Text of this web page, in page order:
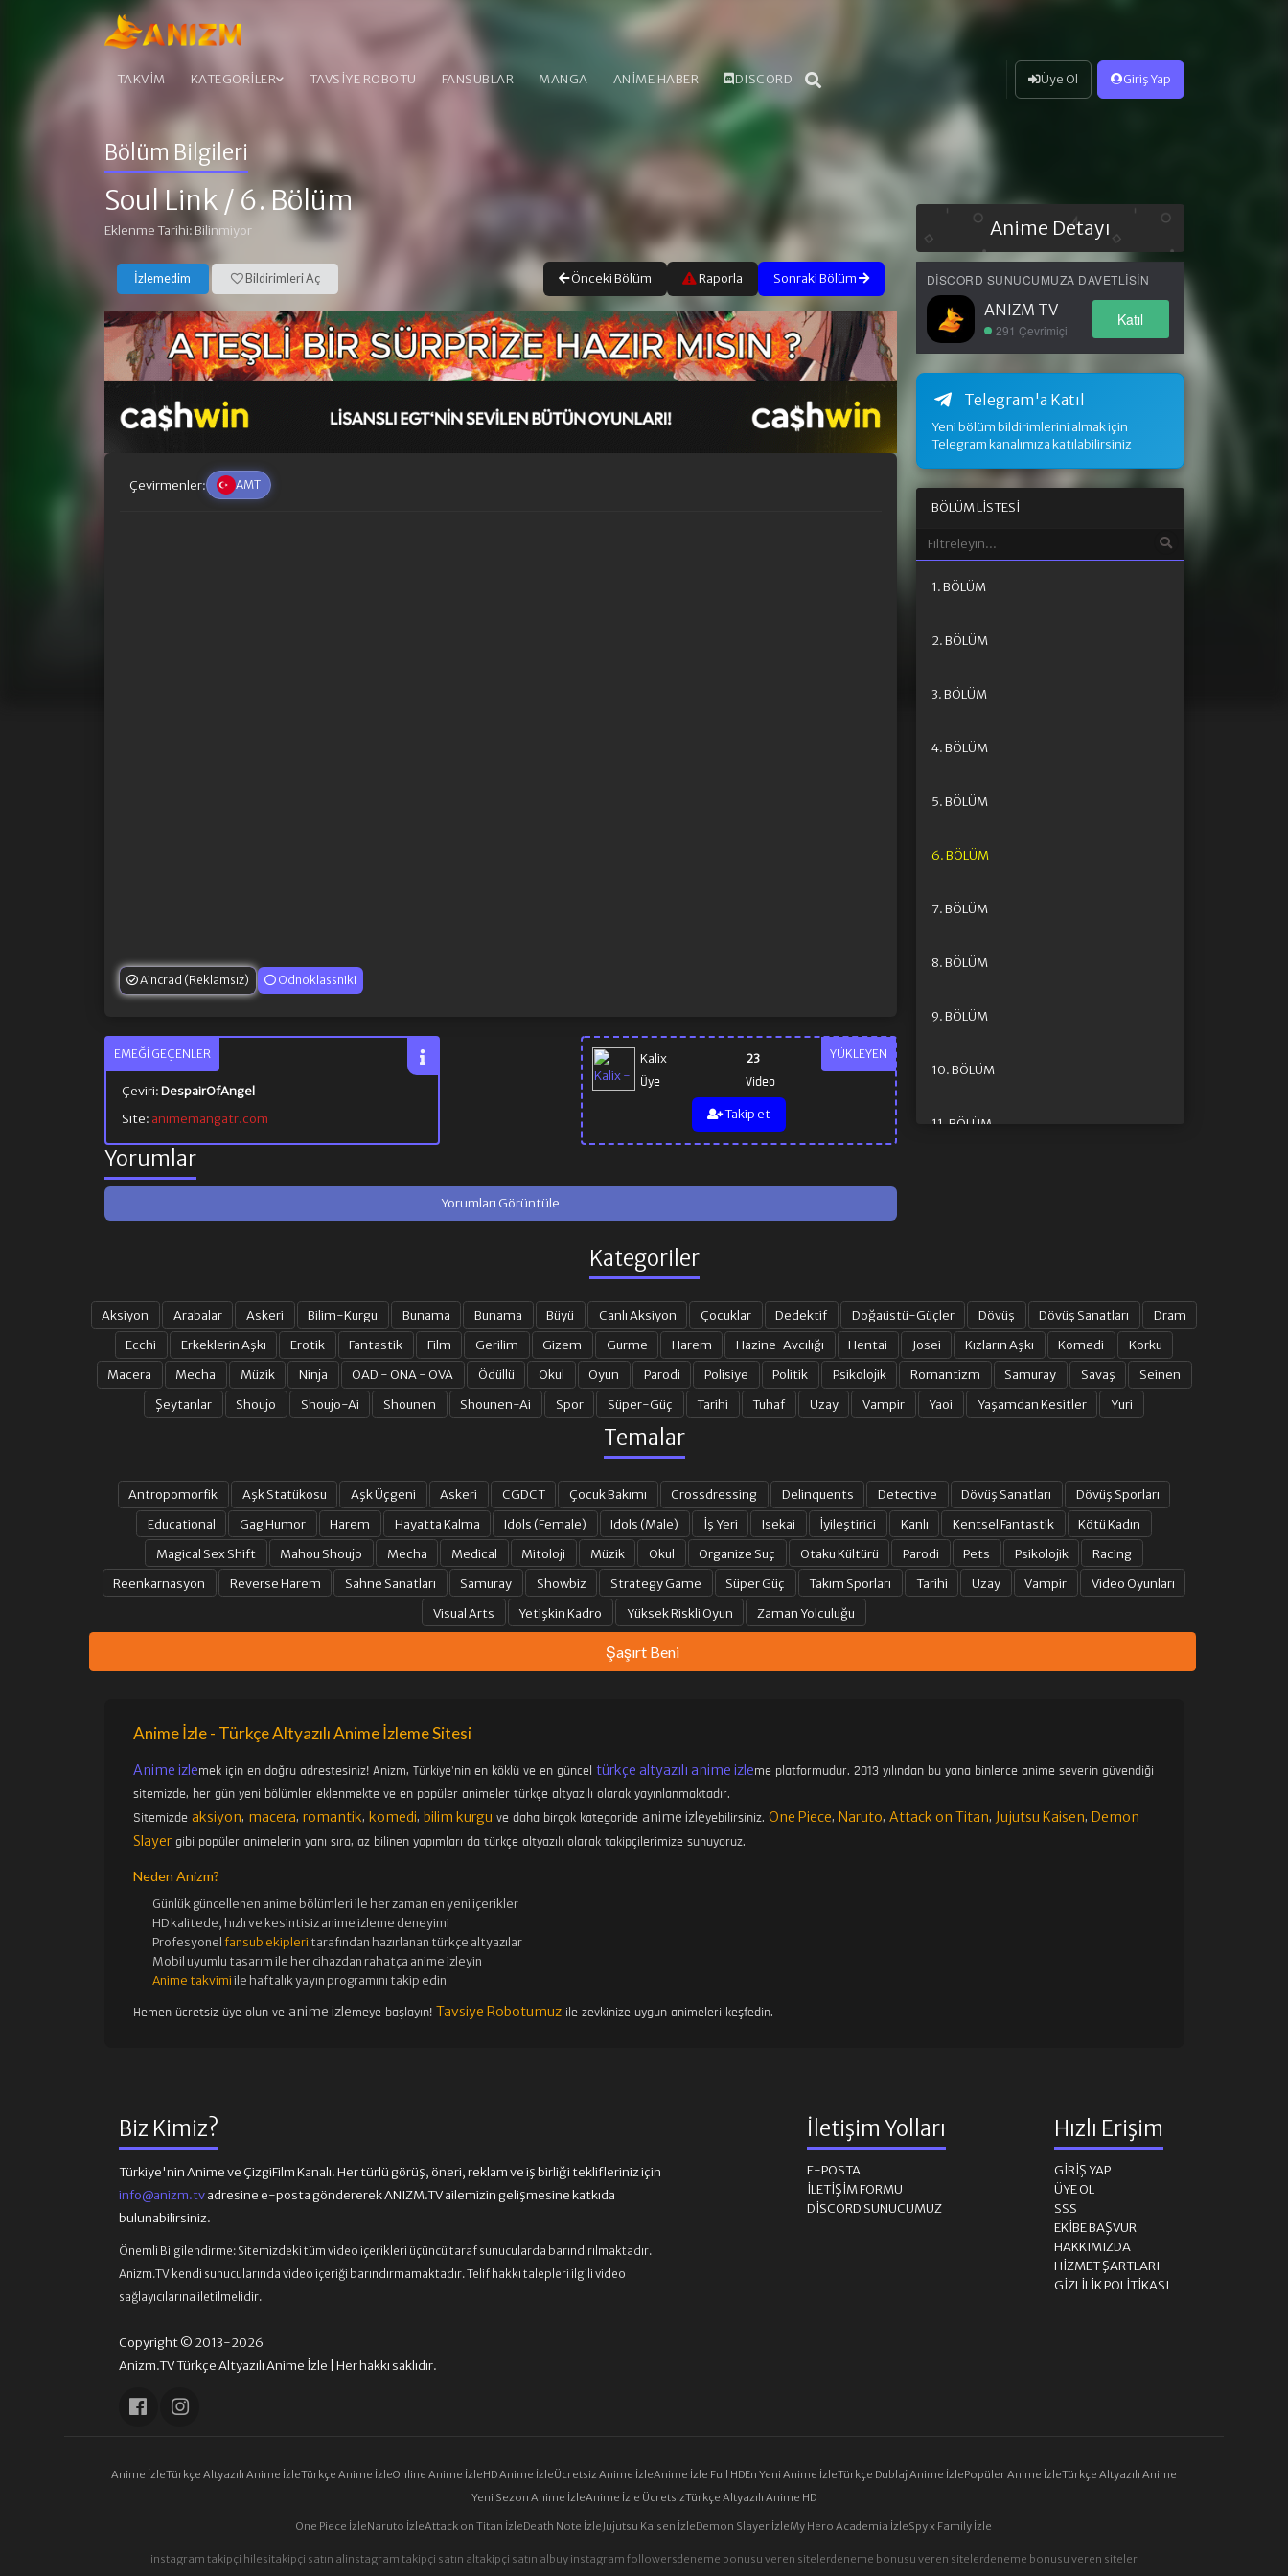
TAKVİM KATEGORİLER TAVSİYE ROBOTU FANSUBLAR MANGA ANİME HABER DISCORD Üye Ol Giriş Yap
Bölüm Bilgileri
Soul Link / 6. Bölüm
Eklenme Tarihi: Bilinmiyor
İzlemedim Bildirimleri Aç Önceki Bölüm Raporla Sonraki Bölüm
Çevirmenler: AMT
Aincrad (Reklamsız) Odnoklassniki
YÜKLEYEN
Kalix
Üye
23
Video
Takip et
EMEĞI GEÇENLER
Çeviri:DespairOfAngel
Site: animemangatr.com
Yorumlar
Yorumları Görüntüle
DISCORD SUNUCUMUZA DAVETLISIN
ANIZM TV
291 Çevrimiçi
Katıl
Telegram'a Katıl
Yeni bölüm bildirimlerini almak için
Telegram kanalımıza katılabilirsiniz
Anime Detayı
BÖLÜM LISTESI
1. BÖLÜM
2. BÖLÜM
3. BÖLÜM
4. BÖLÜM
5. BÖLÜM
6. BÖLÜM
7. BÖLÜM
8. BÖLÜM
9. BÖLÜM
10. BÖLÜM
11. BÖLÜM
Kategoriler
Aksiyon Arabalar Askeri Bilim-Kurgu Bunama Bunama Büyü Canlı Aksiyon Çocuklar Dedektif Doğaüstü-Güçler Dövüş Dövüş Sanatları
Dram
Ecchi
Erkeklerin Aşkı Erotik Fantastik Film Gerilim Gizem Gurme Harem Hazine-Avcılığı Hentai Josei Kızların Aşkı Komedi
Korku
Macera
Mecha Müzik Ninja OAD - ONA - OVA Ödüllü Okul Oyun Parodi Polisiye Politik Psikolojik Romantizm Samuray Savaş
Seinen
Şeytanlar
Shoujo Shoujo-Ai Shounen Shounen-Ai Spor Süper-Güç Tarihi Tuhaf Uzay Vampir Yaoi Yaşamdan Kesitler Yuri
Temalar
Antropomorfik Aşk Statükosu Aşk Üçgeni Askeri CGDCT Çocuk Bakımı Crossdressing Delinquents Detective Dövüş Sanatları
Dövüş Sporları
Educational
Gag Humor Harem Hayatta Kalma Idols (Female) Idols (Male) İş Yeri Isekai İyileştirici Kanlı Kentsel Fantastik
Kötü Kadın
Magical Sex Shift
Mahou Shoujo Mecha Medical Mitoloji Müzik Okul Organize Suç Otaku Kültürü Parodi Pets Psikolojik
Racing
Reenkarnasyon
Reverse Harem Sahne Sanatları Samuray Showbiz Strategy Game Süper Güç Takım Sporları Tarihi Uzay Vampir
Video Oyunları
Visual Arts
Yetişkin Kadro Yüksek Riskli Oyun Zaman Yolculuğu
Şaşırt Beni
Anime İzle - Türkçe Altyazılı Anime İzleme Sitesi
Anime izlemek için en doğru adrestesiniz! Anizm, Türkiye'nin en köklü ve en güncel türkçe altyazılı anime izleme platformudur. 2013 yılından bu yana binlerce anime severin güvendiği
sitemizde, her gün yeni bölümler eklenmekte ve en popüler animeler türkçe altyazılı olarak yayınlanmaktadır.
Sitemizde aksiyon, macera, romantik, komedi, bilim kurgu ve daha birçok kategoride anime izleyebilirsiniz. One Piece, Naruto, Attack on Titan, Jujutsu Kaisen, Demon
Slayergibi popüler animelerin yanı sıra, az bilinen yapımları da türkçe altyazılı olarak takipçilerimize sunuyoruz.
Neden Anizm?
Günlük güncellenen anime bölümleri ile her zaman en yeni içerikler
HD kalitede, hızlı ve kesintisiz anime izleme deneyimi
Profesyonel fansub ekipleri tarafından hazırlanan türkçe altyazılar
Mobil uyumlu tasarım ile her cihazdan rahatça anime izleyin
Anime takvimi ile haftalık yayın programını takip edin
Hemen ücretsiz üye olun ve anime izlemeye başlayın! Tavsiye Robotumuzile zevkinize uygun animeleri keşfedin.
Biz Kimiz?
Türkiye'nin Anime ve ÇizgiFilm Kanalı. Her türlü görüş, öneri, reklam ve iş birliği teklifleriniz için
info@anizm.tvadresine e-posta göndererek ANIZM.TV ailemizin gelişmesine katkıda
bulunabilirsiniz.
Önemli Bilgilendirme:Sitemizdeki tüm video içerikleri üçüncü taraf sunucularda barındırılmaktadır.
Anizm.TV kendi sunucularında video içeriği barındırmamaktadır. Telif hakkı talepleri ilgili video
sağlayıcılarına iletilmelidir.
Copyright © 2013-2026
Anizm.TV Türkçe Altyazılı Anime İzle | Her hakkı saklıdır.
İletişim Yolları
E-POSTA
İLETIŞIM FORMU
DISCORD SUNUCUMUZ
Hızlı Erişim
GIRIŞ YAP
ÜYE OL
SSS
EKIBE BAŞVUR
HAKKIMIZDA
HIZMET ŞARTLARI
GIZLILIK POLITIKASI
Anime İzleTürkçe Altyazılı Anime İzleTürkçe Anime İzleOnline Anime İzleHD Anime İzleÜcretsiz Anime İzleAnime İzle Full HDEn Yeni Anime İzleTürkçe Dublaj Anime İzlePopüler Anime İzleTürkçe Altyazılı Anime
Yeni Sezon Anime İzleAnime İzle ÜcretsizTürkçe Altyazılı Anime HD
One Piece İzleNaruto İzleAttack on Titan İzleDeath Note İzle Jujutsu Kaisen İzleDemon Slayer İzleMy Hero Academia İzleSpy x Family İzle
instagram takipçi hilesitakipçi satın al instagram takipçi satın al takipçi satın al buy instagram followersdeneme bonusu veren sitelerdeneme bonusu veren sitelerdeneme bonusu veren siteler